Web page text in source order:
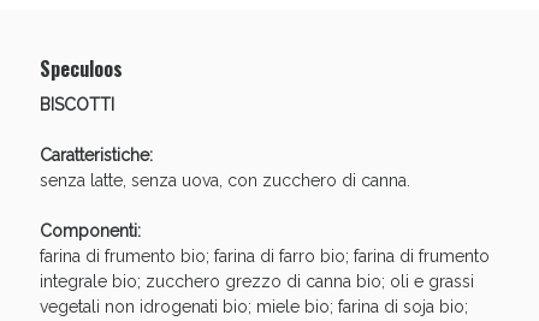
Speculoos
BISCOTTI
Caratteristiche:
senza latte, senza uova, con zucchero di canna.
Componenti:
farina di frumento bio; farina di farro bio; farina di frumento
integrale bio; zucchero grezzo di canna bio; oli e grassi
vegetali non idrogenati bio; miele bio; farina di soja bio;
Anticellulite e Fanghi: Sconto fino al 40% valido